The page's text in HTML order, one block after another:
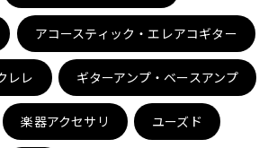
パーカッション
電子ピアノ
その他楽器
アコースティック・エレアコギター
レレ ギターアンプ・ベースアンプ
楽器アクセサリ ユーズド